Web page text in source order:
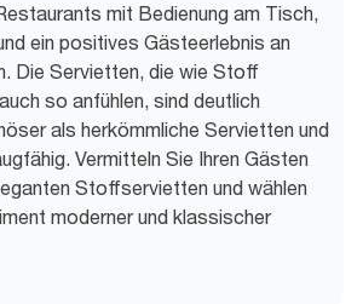
mit Bedienung am Tisch,
ein positives Gästeerlebnis an
Die Servietten, die wie Stoff
so anfühlen, sind deutlich
als herkömmliche Servietten und
Vermitteln Sie Ihren Gästen
Stoffservietten und wählen
moderner und klassischer